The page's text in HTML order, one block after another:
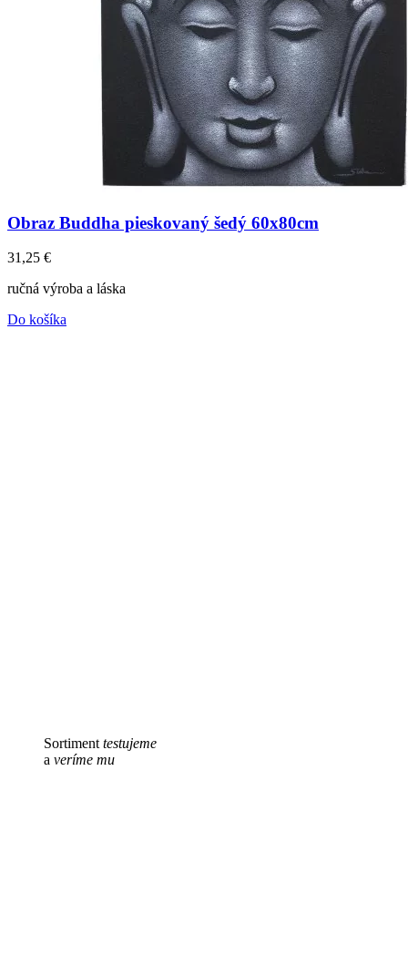
Obraz Buddha pieskovaný šedý 60x80cm
31,25 €
ručná výroba a láska
Do košíka
Sortiment testujeme
a veríme mu